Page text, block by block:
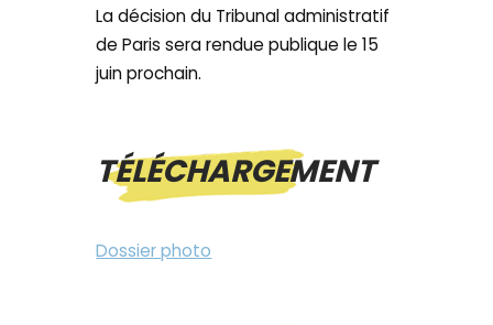
La décision du Tribunal administratif
de Paris sera rendue publique le 15
juin prochain.
TÉLÉCHARGEMENT
Dossier photo